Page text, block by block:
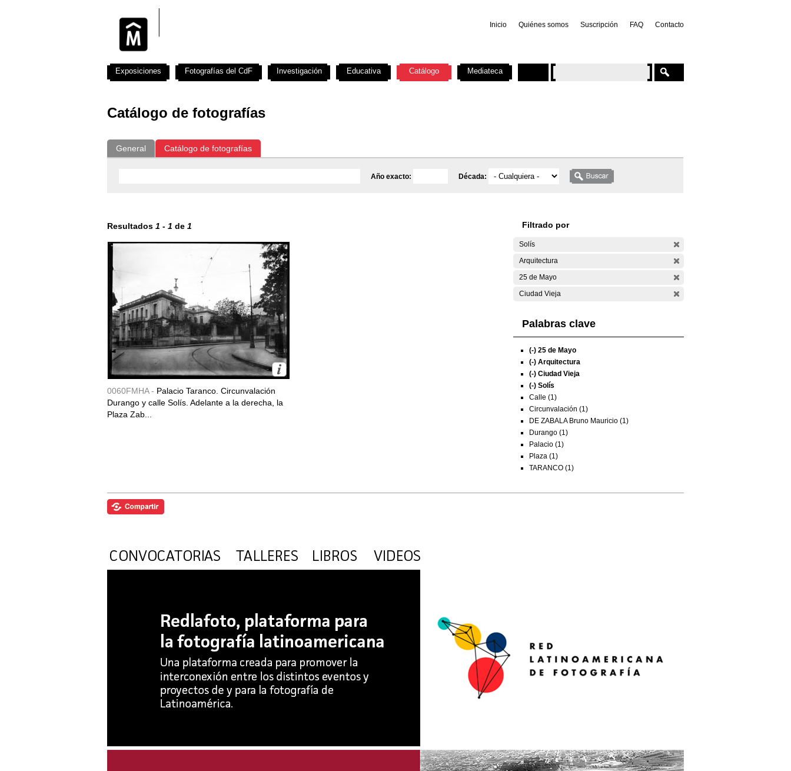
Inicio Quiénes somos Suscripción FAQ Contacto
Catálogo de fotografías
General Catálogo de fotografías
Año exacto: Década:
Resultados 1 - 1 de 1
0060FMHA - Palacio Taranco. Circunvalación
Durango y calle Solís. Adelante a la derecha, la
Plaza Zab...
Filtrado por
Solís
Arquitectura
25 de Mayo
Ciudad Vieja
Palabras clave
(-) 25 de Mayo
(-) Arquitectura
(-) Ciudad Vieja
(-) Solís
Calle (1)
Circunvalación (1)
DE ZABALA Bruno Mauricio (1)
Durango (1)
Palacio (1)
Plaza (1)
TARANCO (1)
Exposiciones Fotografías del CdF Investigación Educativa Catálogo Mediateca